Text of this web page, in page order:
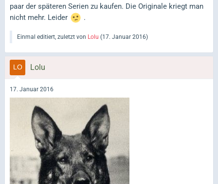
paar der späteren Serien zu kaufen. Die Originale kriegt man
nicht mehr. Leider
.
Einmal editiert, zuletzt von Lolu (17. Januar 2016)
Lolu
17. Januar 2016